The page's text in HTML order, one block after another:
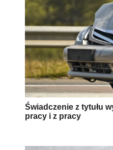
Świadczenie z tytułu
pracy i z pracy